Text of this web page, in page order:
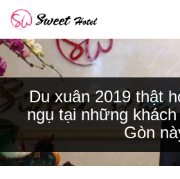
Du xuân 2019 thật
ngụ tại những
Gòn